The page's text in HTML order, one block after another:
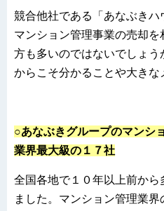
競合他社である「あなぶき
マンション管理事業の売却
方も多いのではないでしょ
からこそ分かることや大きな
○あなぶきグループのマンシ
業界最大級の１７社
全国各地で１０年以上前から
ました。マンション管理業